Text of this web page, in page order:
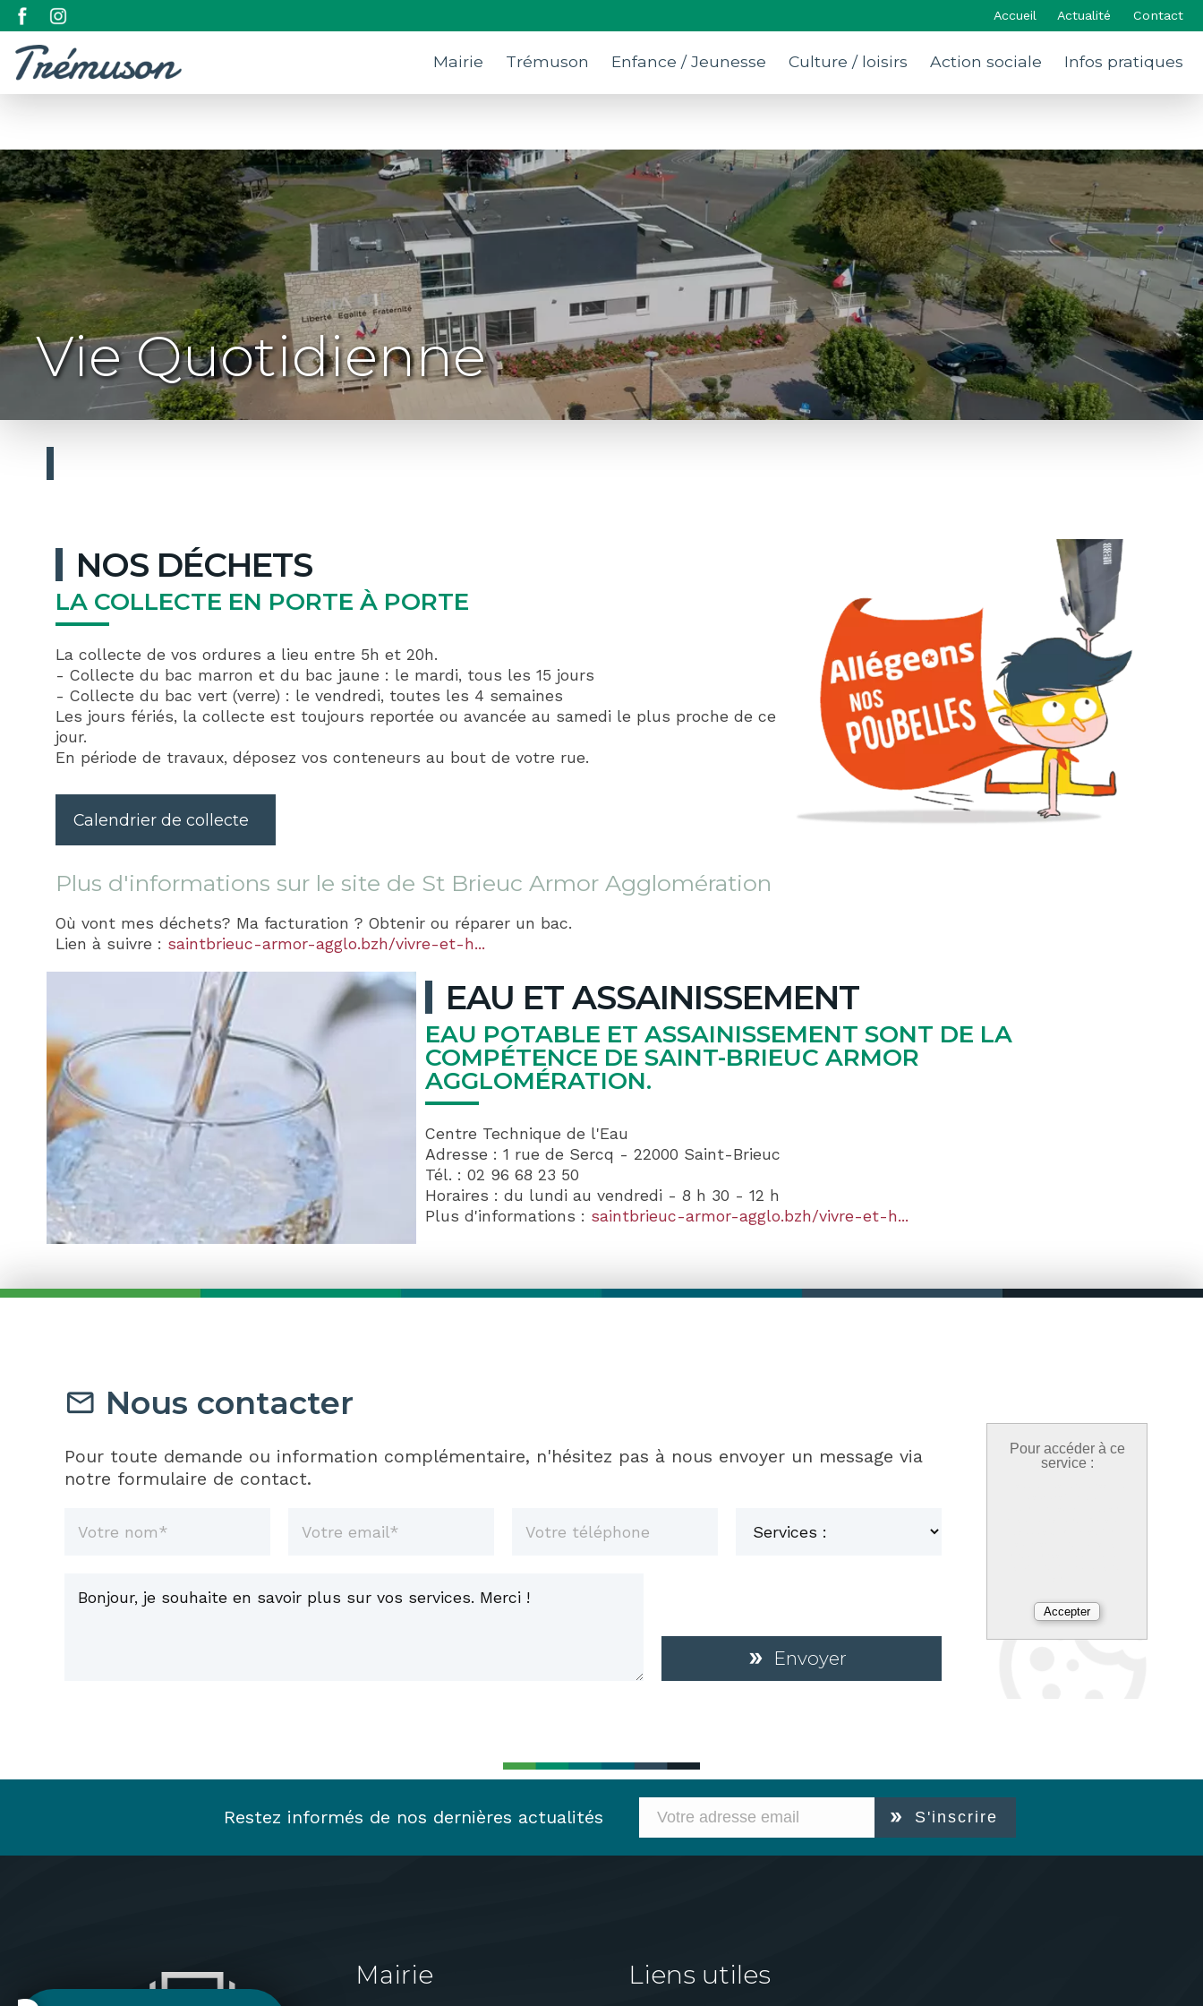
Accueil Actualité Contact
Mairie Trémuson Enfance / Jeunesse Culture / loisirs Action sociale Infos pratiques
Vie Quotidienne
NOS DÉCHETS
LA COLLECTE EN PORTE À PORTE
La collecte de vos ordures a lieu entre 5h et 20h.
- Collecte du bac marron et du bac jaune : le mardi, tous les 15 jours
- Collecte du bac vert (verre) : le vendredi, toutes les 4 semaines
Les jours fériés, la collecte est toujours reportée ou avancée au samedi le plus proche de ce
jour.
En période de travaux, déposez vos conteneurs au bout de votre rue.
Calendrier de collecte
Plus d'informations sur le site de St Brieuc Armor Agglomération
Où vont mes déchets? Ma facturation ? Obtenir ou réparer un bac.
Lien à suivre : saintbrieuc-armor-agglo.bzh/vivre-et-h...
EAU ET ASSAINISSEMENT
EAU POTABLE ET ASSAINISSEMENT SONT DE LA
COMPÉTENCE DE SAINT-BRIEUC ARMOR
AGGLOMÉRATION.
Centre Technique de l'Eau
Adresse : 1 rue de Sercq - 22000 Saint-Brieuc
Tél. : 02 96 68 23 50
Horaires : du lundi au vendredi - 8 h 30 - 12 h
Plus d'informations : saintbrieuc-armor-agglo.bzh/vivre-et-h...
Nous contacter
Pour toute demande ou information complémentaire, n'hésitez pas à nous envoyer un message via
notre formulaire de contact.
Envoyer
Pour accéder à ce
service :
Restez informés de nos dernières actualités S'inscrire
Mairie Liens utiles